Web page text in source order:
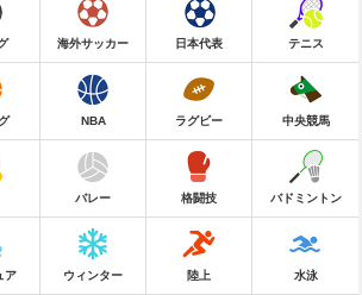
海外サッカー 日本代表 テニス
NBA ラグビー 中央競馬
バレー 格闘技 バドミントン
ア ウィンター 陸上 水泳